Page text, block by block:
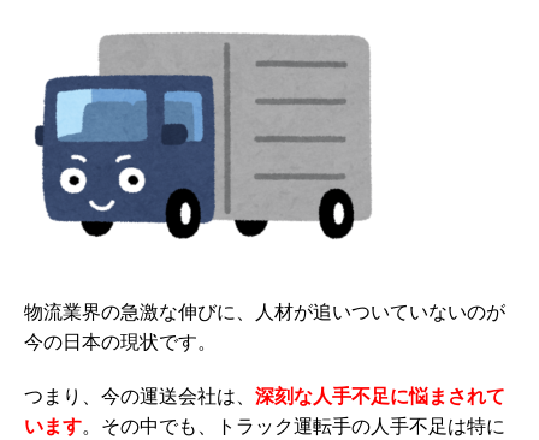
物流業界の急激な伸びに、人材が追いついていないのが
今の日本の現状です。
つまり、今の運送会社は、 深刻な人手不足に悩まされて
います。その中でも、トラック運転手の人手不足は特に